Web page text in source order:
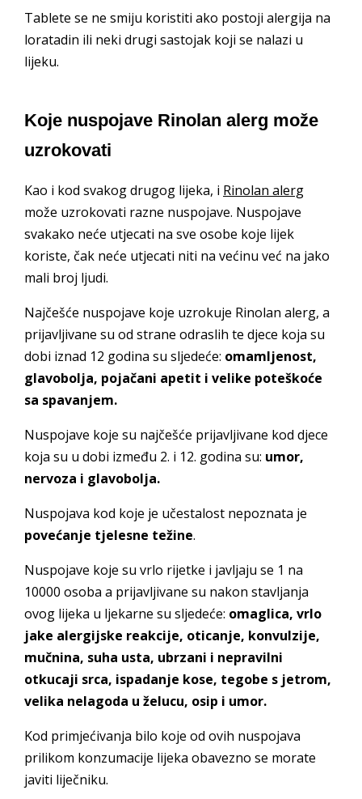
Tablete se ne smiju koristiti ako postoji alergija na
loratadin ili neki drugi sastojak koji se nalazi u
lijeku.
Koje nuspojave Rinolan alerg može
uzrokovati
Kao i kod svakog drugog lijeka, i Rinolan alerg
može uzrokovati razne nuspojave. Nuspojave
svakako neće utjecati na sve osobe koje lijek
koriste, čak neće utjecati niti na većinu već na jako
mali broj ljudi.
Najčešće nuspojave koje uzrokuje Rinolan alerg, a
prijavljivane su od strane odraslih te djece koja su
dobi iznad 12 godina su sljedeće: omamljenost,
glavobolja, pojačani apetit i velike poteškoće
sa spavanjem.
Nuspojave koje su najčešće prijavljivane kod djece
koja su u dobi između 2. i 12. godina su: umor,
nervoza i glavobolja.
Nuspojava kod koje je učestalost nepoznata je
povećanje tjelesne težine.
Nuspojave koje su vrlo rijetke i javljaju se 1 na
10000 osoba a prijavljivane su nakon stavljanja
ovog lijeka u ljekarne su sljedeće: omaglica, vrlo
jake alergijske reakcije, oticanje, konvulzije,
mučnina, suha usta, ubrzani i nepravilni
otkucaji srca, ispadanje kose, tegobe s jetrom,
velika nelagoda u želucu, osip i umor.
Kod primjećivanja bilo koje od ovih nuspojava
prilikom konzumacije lijeka obavezno se morate
javiti liječniku.